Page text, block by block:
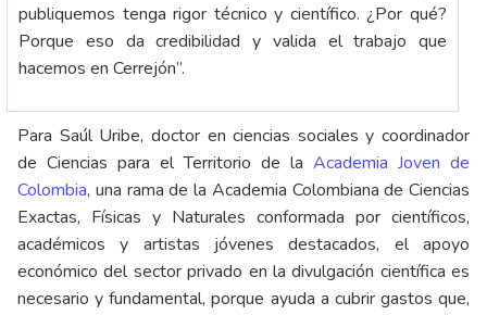
publiquemos tenga rigor técnico y científico. ¿Por qué?
Porque eso da credibilidad y valida el trabajo que
hacemos en Cerrejón”.
Para Saúl Uribe, doctor en ciencias sociales y coordinador
de Ciencias para el Territorio de la Academia Joven de
Colombia, una rama de la Academia Colombiana de Ciencias
Exactas, Físicas y Naturales conformada por científicos,
académicos y artistas jóvenes destacados, el apoyo
económico del sector privado en la divulgación científica es
necesario y fundamental, porque ayuda a cubrir gastos que,